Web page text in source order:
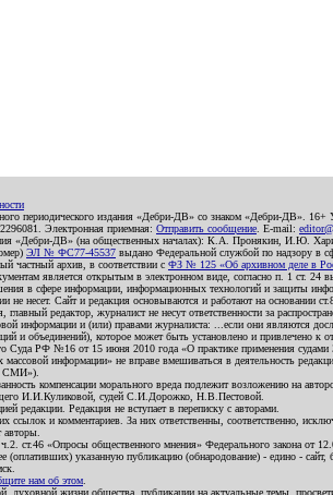
периодического издания «Дебри-ДВ» со знаком «Дебри-ДВ».
Электронная приемная: Отправить сообщение . E-mail:
«Дебри-ДВ» (на общественных началах): К.А.
ЭЛ № ФС77-45537 выдано Федеральной службой по надзору в
частный архив, в соответствии с ФЗ № 125 «Об архивном деле в
является открытым в электронном виде, согласно п. 1 ст. 24
в сфере информации, информационных технологий и защиты
не несет. Сайт и редакция основываются и работают на основании
редактор, журналист не несут ответственности за
информации и (или) правами журналиста: ...если они являются
и объединений), которое может быть установлено и привлечено к
Суда РФ №16 от 15 июня 2010 года «О практике применения
информации» не вправе вмешиваться в деятельность
СМИ»).
компенсации морального вреда подлежит возложению на
И.И.Куликовой, судей С.И.Дорожко, Н.В.Пестовой.
редакции. Редакция не вступает в переписку с авторами.
ссылок и комментариев. За них ответственны, соответственно,
авторы.
ст.46 «Опросы общественного мнения» Федерального закона
(оплативших) указанную публикацию (обнародование) - едино - сайт,
нам об этом
духовной жизни общества, публикации на актуальные темы,